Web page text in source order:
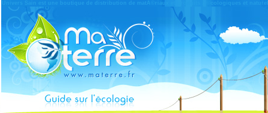
Univers Sain est une boutique de distribution de matÃ©riaux et produits Ã©cologiques et